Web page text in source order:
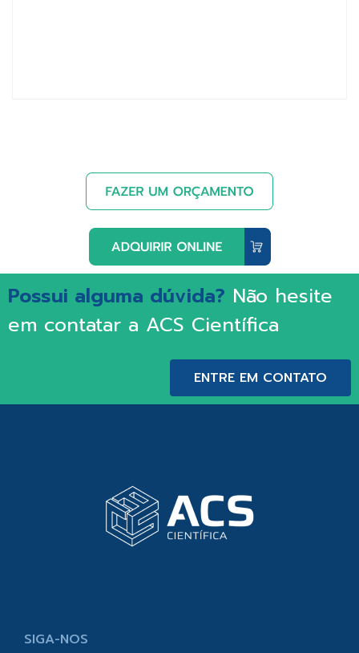
Possui alguma dúvida? Não hesite
em contatar a ACS Científica
ENTRE EM CONTATO
SIGA-NOS